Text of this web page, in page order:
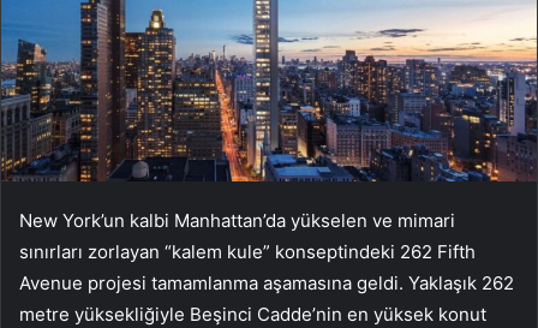
New York’un kalbi Manhattan’da yükselen ve mimari
sınırları zorlayan “kalem kule” konseptindeki 262 Fifth
Avenue projesi tamamlanma aşamasına geldi. Yaklaşık 262
metre yüksekliğiyle Beşinci Cadde’nin en yüksek konut